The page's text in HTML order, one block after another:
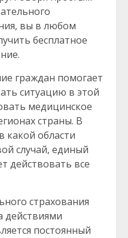
вы в любом
бесплатное
граждан помогает
ситуацию в этой
медицинское
страны. В
какой области
случай, единый
действовать все
страхования
действиями
постоянный